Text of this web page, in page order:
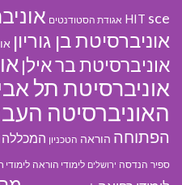
HIT sce אגודת הסטודנטים
אוניברסיטת בן גוריון
אוניברסיטת בר אילן
אוניברסיטת תל
האוניברסיטה
הפתוחה הוראה הטכניון
ספיר הנדסה ירושלים לימודי הוראה לימודי